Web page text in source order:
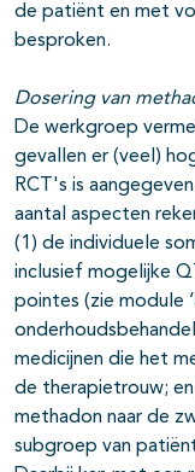
de patiënt en met
besproken.
Dosering van
De werkgroep
gevallen er (veel)
RCT's is
aantal aspecten
(1) de individuele
inclusief mogelijke
pointes (zie module
medicijnen die het
de therapietrouw;
methadon naar de
subgroep van